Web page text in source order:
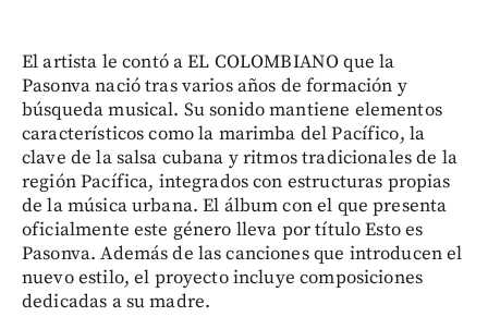
El artista le contó a EL COLOMBIANO que la
Pasonva nació tras varios años de formación y
búsqueda musical. Su sonido mantiene elementos
característicos como la marimba del Pacífico, la
clave de la salsa cubana y ritmos tradicionales de la
región Pacífica, integrados con estructuras propias
de la música urbana. El álbum con el que presenta
oficialmente este género lleva por título Esto es
Pasonva. Además de las canciones que introducen el
nuevo estilo, el proyecto incluye composiciones
dedicadas a su madre.